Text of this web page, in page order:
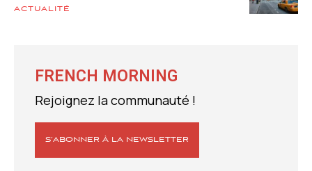
ACTUALITÉ
FRENCH MORNING
Rejoignez la communauté !
S’ABONNER À LA NEWSLETTER